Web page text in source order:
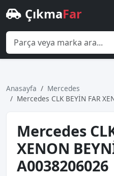
ÇıkmaFar
Anasayfa
Mercedes
Mercedes CLK BEYİN FAR
Mercedes
XENON
A0038206026